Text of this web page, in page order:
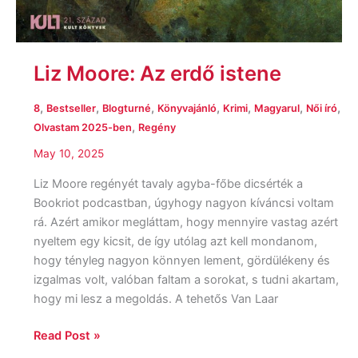
Liz Moore: Az erdő istene
8, Bestseller, Blogturné, Könyvajánló, Krimi, Magyarul, Női író,
Olvastam 2025-ben, Regény
May 10, 2025
Liz Moore regényét tavaly agyba-főbe dicsérték a
Bookriot podcastban, úgyhogy nagyon kíváncsi voltam
rá. Azért amikor megláttam, hogy mennyire vastag azért
nyeltem egy kicsit, de így utólag azt kell mondanom,
hogy tényleg nagyon könnyen lement, gördülékeny és
izgalmas volt, valóban faltam a sorokat, s tudni akartam,
hogy mi lesz a megoldás. A tehetős Van Laar
Read Post »